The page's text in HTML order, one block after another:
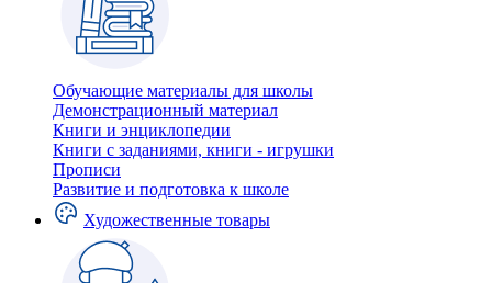
Обучающие материалы для школы
Демонстрационный материал
Книги и энциклопедии
Книги с заданиями, книги - игрушки
Прописи
Развитие и подготовка к школе
Художественные товары